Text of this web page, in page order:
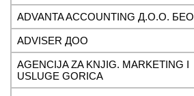
ADVANTA ACCOUNTING Д.О.О.
ADVISER ДОО
AGENCIJA ZA KNJIG. MARKETING I
USLUGE GORICA